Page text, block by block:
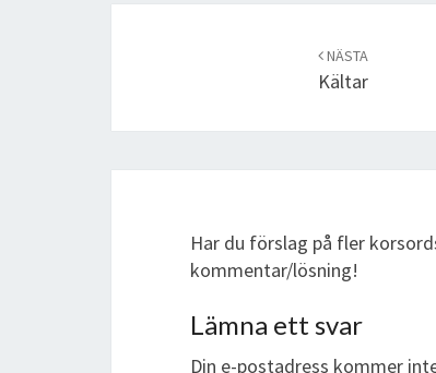
NÄSTA
Kältar
Har du förslag på fler
kommentar/lösning!
Lämna ett svar
Din e-postadress kommer